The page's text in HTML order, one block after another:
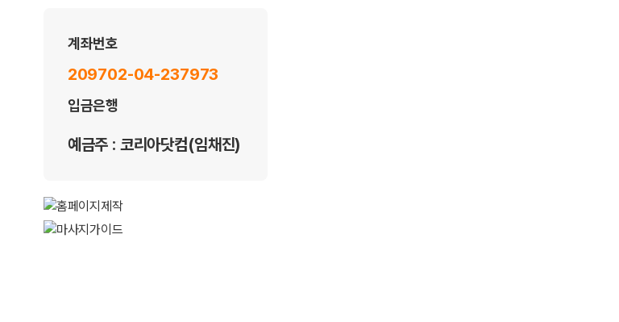
계좌번호
209702-04-237973
입금은행
예금주 : 코리아닷컴(임채진)